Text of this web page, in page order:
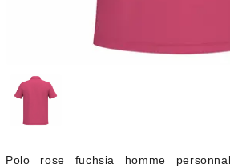
Polo rose fuchsia homme